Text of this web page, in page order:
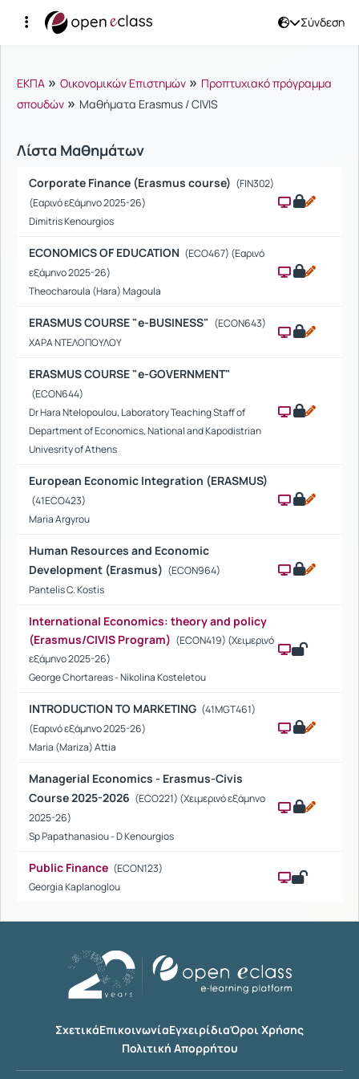
Σύνδεση
Μαθήματα
ΕΚΠΑ » Οικονομικών Επιστημών » Προπτυχιακό πρόγραμμα
σπουδών » Μαθήματα Erasmus / CIVIS
Λίστα Μαθημάτων
Corporate Finance (Erasmus course) (FIN302)
(Εαρινό εξάμηνο 2025-26)
Dimitris Kenourgios
ECONOMICS OF EDUCATION (ECO467) (Εαρινό
εξάμηνο 2025-26)
Theocharoula (Hara) Magoula
ERASMUS COURSE "e-BUSINESS" (ECON643)
XΑΡΑ ΝΤΕΛΟΠΟΥΛΟΥ
ERASMUS COURSE "e-GOVERNMENT"
(ECON644)
Dr Hara Ntelopoulou, Laboratory Teaching Staff of
Department of Economics, National and Kapodistrian
Univesrity of Athens
European Economic Integration (ERASMUS)
(41ECO423)
Maria Argyrou
Human Resources and Economic
Development (Erasmus) (ECON964)
Pantelis C. Kostis
International Economics: theory and policy
(Erasmus/CIVIS Program) (ECON419) (Χειμερινό
εξάμηνο 2025-26)
George Chortareas - Nikolina Kosteletou
INTRODUCTION TO MARKETING (41MGT461)
(Εαρινό εξάμηνο 2025-26)
Maria (Mariza) Attia
Managerial Economics - Erasmus-Civis
Course 2025-2026 (ECO221) (Χειμερινό εξάμηνο
2025-26)
Sp Papathanasiou - D Kenourgios
Public Finance (ECON123)
Georgia Kaplanoglou
ΣχετικάΕπικοινωνίαΕγχειρίδιαΌροι Χρήσης
Πολιτική Απορρήτου